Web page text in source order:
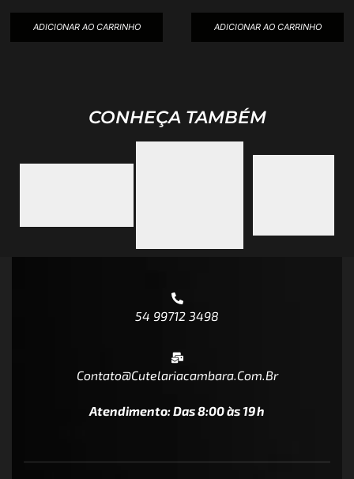
ADICIONAR AO CARRINHO ADICIONAR AO CARRINHO
CONHEÇA TAMBÉM
54 99712 3498
Contato@cutelariacambara.com.br
Atendimento: Das 8:00 às 19h